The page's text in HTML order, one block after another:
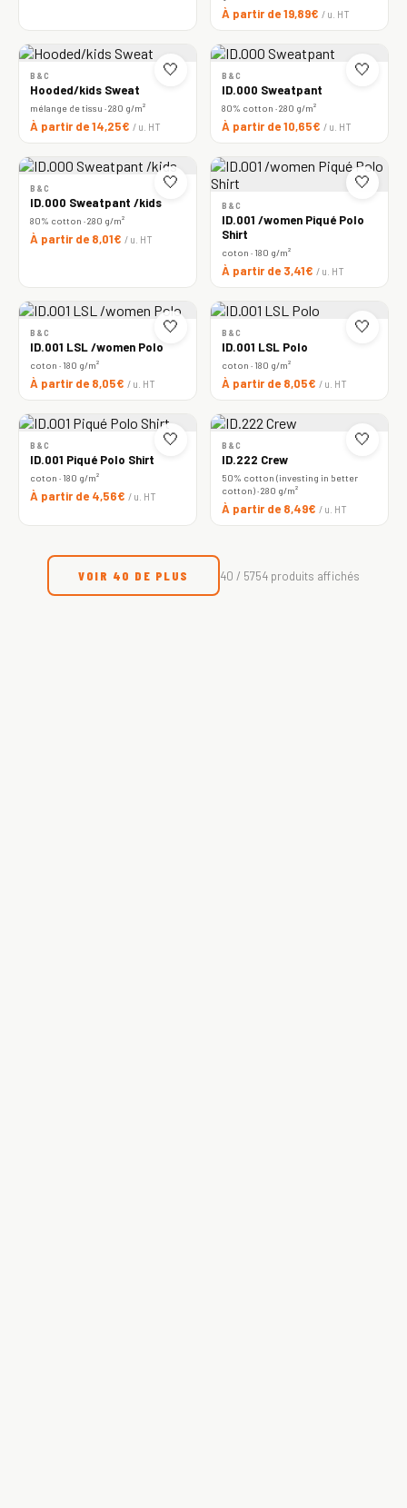
À partir de 19,89€ / u. HT
🤍
B&C
Hooded/kids Sweat
mélange de tissu · 280 g/m²
À partir de 14,25€ / u. HT
🤍
B&C
ID.000 Sweatpant
80% cotton · 280 g/m²
À partir de 10,65€ / u. HT
🤍
B&C
ID.000 Sweatpant /kids
80% cotton · 280 g/m²
À partir de 8,01€ / u. HT
🤍
B&C
ID.001 /women Piqué Polo
Shirt
coton · 180 g/m²
À partir de 3,41€ / u. HT
🤍
B&C
ID.001 LSL /women Polo
coton · 180 g/m²
À partir de 8,05€ / u. HT
🤍
B&C
ID.001 LSL Polo
coton · 180 g/m²
À partir de 8,05€ / u. HT
🤍
B&C
ID.001 Piqué Polo Shirt
coton · 180 g/m²
À partir de 4,56€ / u. HT
🤍
B&C
ID.222 Crew
50% cotton (investing in better
cotton) · 280 g/m²
À partir de 8,49€ / u. HT
VOIR 40 DE PLUS 40 / 5754 produits affichés